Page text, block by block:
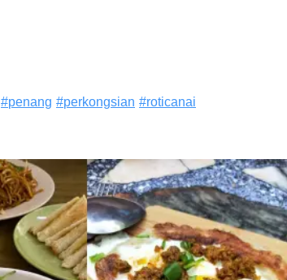
#penang #perkongsian #roticanai